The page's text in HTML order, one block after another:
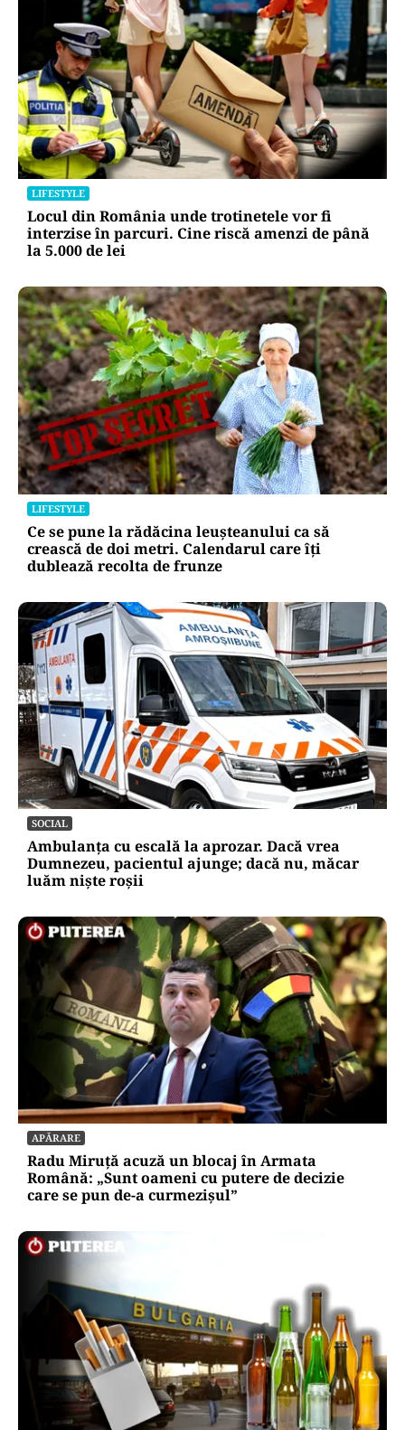
LIFESTYLE
Unde trebuie pus muștarul în frigider după ce l-
ai deschis. Greșeala pe care mulți nu o știau
LIFESTYLE
Locul din România unde trotinetele vor fi
interzise în parcuri. Cine riscă amenzi de până
la 5.000 de lei
LIFESTYLE
Ce se pune la rădăcina leușteanului ca să
crească de doi metri. Calendarul care îți
dublează recolta de frunze
SOCIAL
Ambulanța cu escală la aprozar. Dacă vrea
Dumnezeu, pacientul ajunge; dacă nu, măcar
luăm niște roșii
APĂRARE